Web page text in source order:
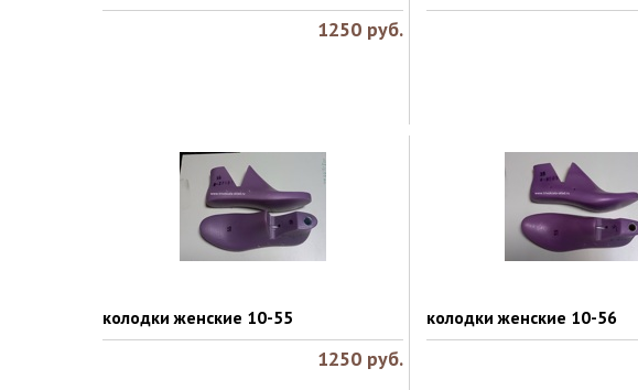
1250 руб.
колодки женские 10-55
1250 руб.
колодки женские 10-56